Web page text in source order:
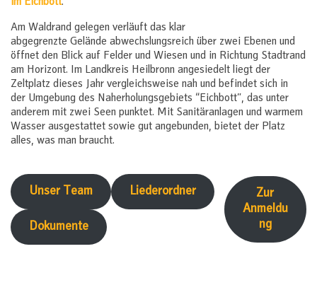
im Eichbott.
Am Waldrand gelegen verläuft das klar
abgegrenzte Gelände abwechslungsreich über zwei Ebenen und
öffnet den Blick auf Felder und Wiesen und in Richtung Stadtrand
am Horizont. Im Landkreis Heilbronn angesiedelt liegt der
Zeltplatz dieses Jahr vergleichsweise nah und befindet sich in
der Umgebung des Naherholungsgebiets “Eichbott”, das unter
anderem mit zwei Seen punktet. Mit Sanitäranlagen und warmem
Wasser ausgestattet sowie gut angebunden, bietet der Platz
alles, was man braucht.
Unser Team Liederordner
Dokumente
Zur
Anmeldu
ng